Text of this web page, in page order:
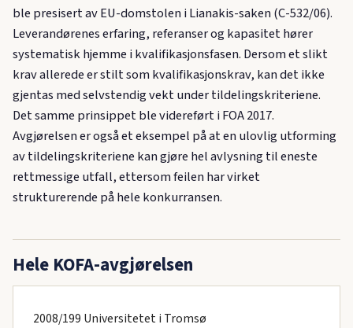
ble presisert av EU-domstolen i Lianakis-saken (C-532/06).
Leverandørenes erfaring, referanser og kapasitet hører
systematisk hjemme i kvalifikasjonsfasen. Dersom et slikt
krav allerede er stilt som kvalifikasjonskrav, kan det ikke
gjentas med selvstendig vekt under tildelingskriteriene.
Det samme prinsippet ble videreført i FOA 2017.
Avgjørelsen er også et eksempel på at en ulovlig utforming
av tildelingskriteriene kan gjøre hel avlysning til eneste
rettmessige utfall, ettersom feilen har virket
strukturerende på hele konkurransen.
Hele KOFA-avgjørelsen
2008/199 Universitetet i Tromsø